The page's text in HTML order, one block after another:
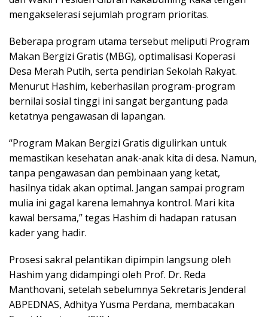
mengakselerasi sejumlah program prioritas.
Beberapa program utama tersebut meliputi Program
Makan Bergizi Gratis (MBG), optimalisasi Koperasi
Desa Merah Putih, serta pendirian Sekolah Rakyat.
Menurut Hashim, keberhasilan program-program
bernilai sosial tinggi ini sangat bergantung pada
ketatnya pengawasan di lapangan.
“Program Makan Bergizi Gratis digulirkan untuk
memastikan kesehatan anak-anak kita di desa. Namun,
tanpa pengawasan dan pembinaan yang ketat,
hasilnya tidak akan optimal. Jangan sampai program
mulia ini gagal karena lemahnya kontrol. Mari kita
kawal bersama,” tegas Hashim di hadapan ratusan
kader yang hadir.
Prosesi sakral pelantikan dipimpin langsung oleh
Hashim yang didampingi oleh Prof. Dr. Reda
Manthovani, setelah sebelumnya Sekretaris Jenderal
ABPEDNAS, Adhitya Yusma Perdana, membacakan